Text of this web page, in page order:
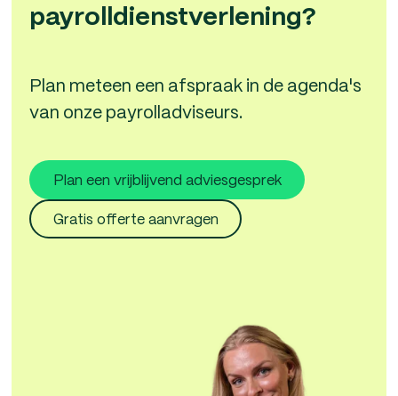
payrolldienstverlening?
Plan meteen een afspraak in de agenda's
van onze payrolladviseurs.
Plan een vrijblijvend adviesgesprek
Gratis offerte aanvragen